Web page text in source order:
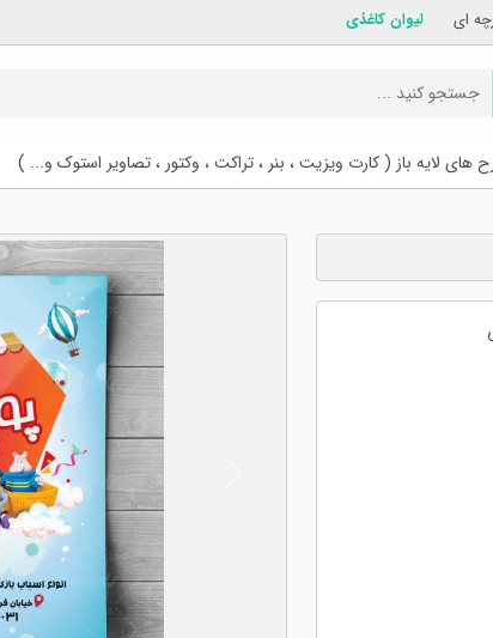
ای لیوان کاغذی
های لایه باز ( کارت ویزیت ، بنر ، تراکت ، وکتور ، تصاویر استوک و... )